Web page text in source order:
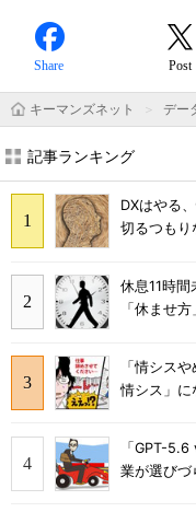
Share Post
キーマンズネット デー
記事ランキング
DXはやる
切るつもり
休息11時
「休ませ方
「情シス
情シス」に
「GPT-
業が選び